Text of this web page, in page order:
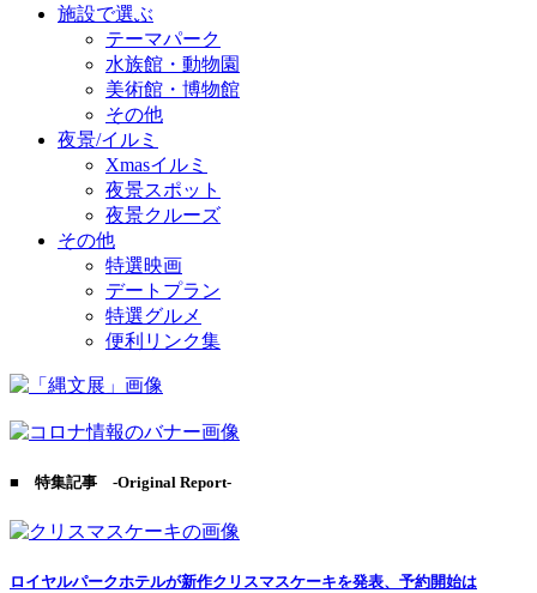
施設で選ぶ
テーマパーク
水族館・動物園
美術館・博物館
その他
夜景/イルミ
Xmasイルミ
夜景スポット
夜景クルーズ
その他
特選映画
デートプラン
特選グルメ
便利リンク集
■ 特集記事 -Original Report-
ロイヤルパークホテルが新作クリスマスケーキを発表、予約開始は